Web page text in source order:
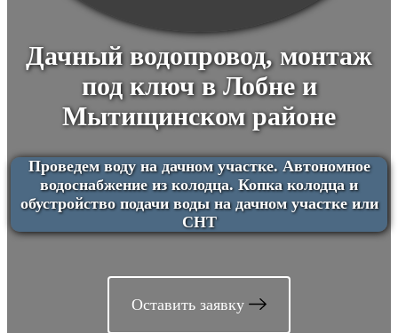
Дачный водопровод, монтаж
под ключ в Лобне и
Мытищинском районе
Проведем воду на дачном участке. Автономное
водоснабжение из колодца. Копка колодца и
обустройство подачи воды на дачном участке или
СНТ
Оставить заявку